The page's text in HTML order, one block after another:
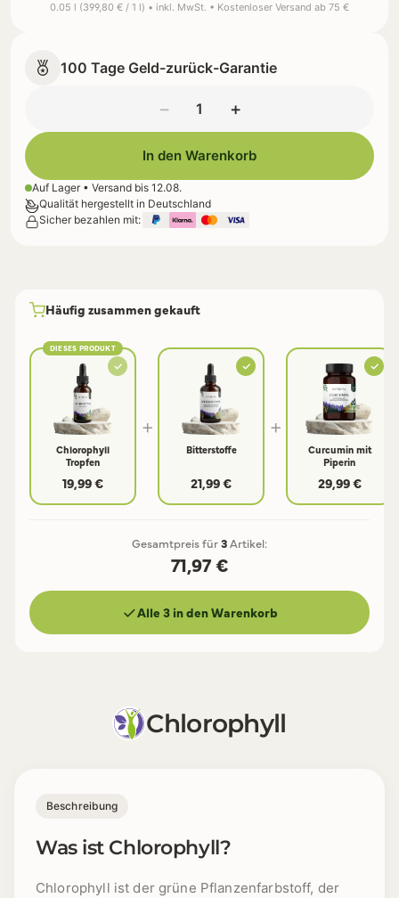
0.05 l (399,80 € / 1 l) • inkl. MwSt. • Kostenloser Versand ab 75 €
100 Tage Geld-zurück-Garantie
− +
In den Warenkorb
Auf Lager • Versand bis 12.08.
Qualität hergestellt in Deutschland
Sicher bezahlen mit:
Häufig zusammen gekauft
DIESES PRODUKT
Chlorophyll
Tropfen
19,99 €
+
Bitterstoffe
21,99 €
+
Curcumin mit
Piperin
29,99 €
Gesamtpreis für3Artikel:
71,97 €
Alle 3 in den Warenkorb
Chlorophyll
Beschreibung
Was ist Chlorophyll?
Chlorophyll ist der grüne Pflanzenfarbstoff, der